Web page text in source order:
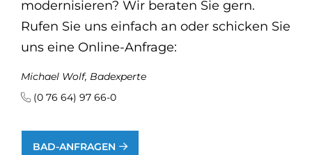
modernisieren? Wir beraten Sie gern.
Rufen Sie uns einfach an oder schicken Sie
uns eine Online-Anfrage:
Michael Wolf, Badexperte
(0 76 64) 97 66-0
BAD-ANFRAGEN